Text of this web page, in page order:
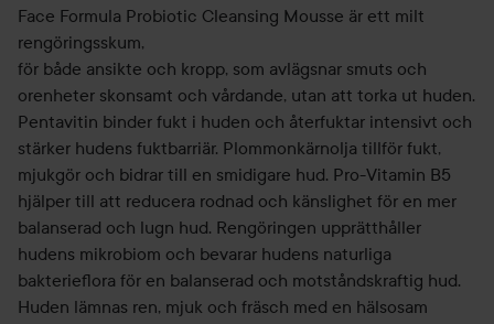
Face Formula Probiotic Cleansing Mousse är ett milt
rengöringsskum,
för både ansikte och kropp, som avlägsnar smuts och
orenheter skonsamt och vårdande, utan att torka ut huden.
Pentavitin binder fukt i huden och återfuktar intensivt och
stärker hudens fuktbarriär. Plommonkärnolja tillför fukt,
mjukgör och bidrar till en smidigare hud. Pro-Vitamin B5
hjälper till att reducera rodnad och känslighet för en mer
balanserad och lugn hud. Rengöringen upprätthåller
hudens mikrobiom och bevarar hudens naturliga
bakterieflora för en balanserad och motståndskraftig hud.
Huden lämnas ren, mjuk och fräsch med en hälsosam